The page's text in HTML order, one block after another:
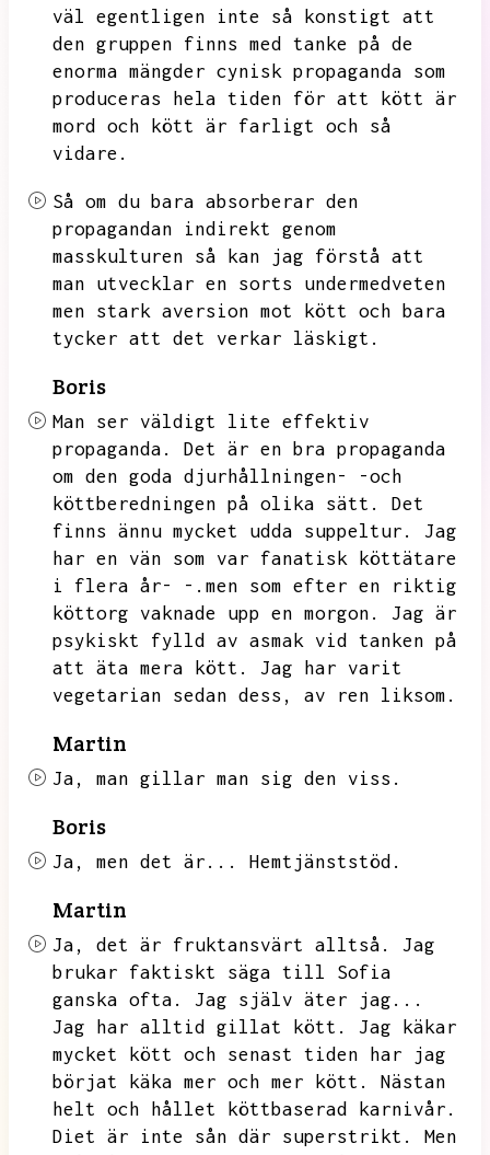
väl egentligen inte så konstigt att
den gruppen finns med tanke på de
enorma mängder cynisk propaganda som
produceras hela tiden för att kött är
mord och kött är farligt och så
vidare.
Så om du bara absorberar den
propagandan indirekt genom
masskulturen så kan jag förstå att
man utvecklar en sorts undermedveten
men stark aversion mot kött och bara
tycker att det verkar läskigt.
Boris
Man ser väldigt lite effektiv
propaganda.
Det är en bra propaganda
om den goda djurhållningen- -och
köttberedningen på olika sätt.
Det
finns ännu mycket udda suppeltur.
Jag
har en vän som var fanatisk köttätare
i flera år- -.men som efter en riktig
köttorg vaknade upp en morgon.
Jag är
psykiskt fylld av asmak vid tanken på
att äta mera kött.
Jag har varit
vegetarian sedan dess,
av ren liksom.
Martin
Ja, man gillar man sig den viss.
Boris
Ja, men det är... Hemtjänststöd.
Martin
Ja, det är fruktansvärt alltså.
Jag
brukar faktiskt säga till Sofia
ganska ofta.
Jag själv äter jag...
Jag har alltid gillat kött.
Jag käkar
mycket kött och senast tiden har jag
börjat käka mer och mer kött.
Nästan
helt och hållet köttbaserad karnivår.
Diet är inte sån där superstrikt.
Men